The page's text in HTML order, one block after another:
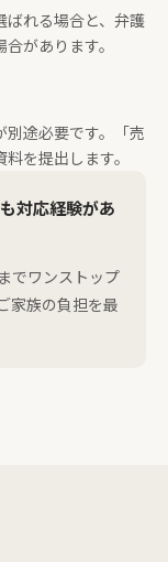
ばれる場合と、弁護
があります。
別途必要です。「売
を提出します。
対応経験があ
でワンストップ
家族の負担を最